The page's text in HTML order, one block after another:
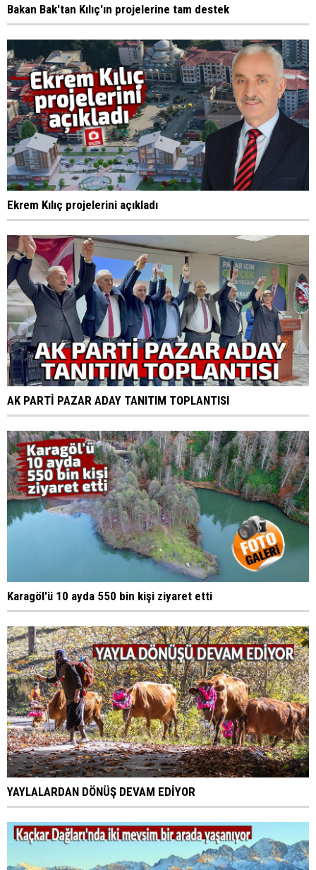
Bakan Bak'tan Kılıç'ın projelerine tam destek
Ekrem Kılıç projelerini açıkladı
AK PARTİ PAZAR ADAY TANITIM TOPLANTISI
Karagöl'ü 10 ayda 550 bin kişi ziyaret etti
YAYLALARDAN DÖNÜŞ DEVAM EDİYOR